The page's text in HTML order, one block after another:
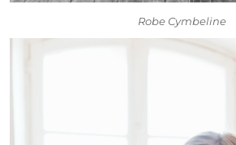
Robe Cymbeline